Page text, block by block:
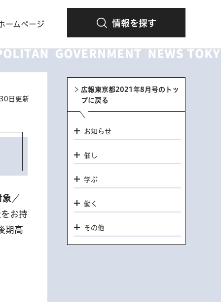
ームページ 情報を探す
日更新
象 ／
お持
期高
広報東京都2021年8月号のトッ
プに戻る
お知らせ
催し
学ぶ
働く
その他